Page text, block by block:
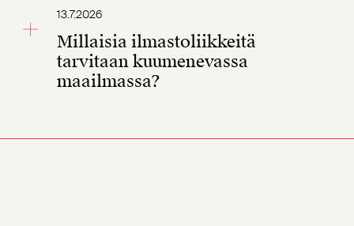
13.7.2026
Millaisia ilmastoliikkeitä
tarvitaan kuumenevassa
maailmassa?